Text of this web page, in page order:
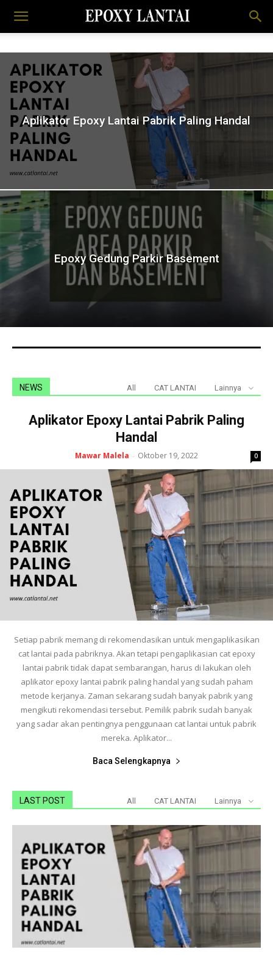
Aplikator Epoxy Lantai Pabrik Paling Handal
Epoxy Gedung Parkir Basement
NEWS All CAT LANTAI Lainnya
Aplikator Epoxy Lantai Pabrik Paling
Handal
Mawar Malela - Oktober 19, 2022 0
Setiap pabrik memang di rekomendasikan untuk mengaplikasikan
cat lantai pada pabriknya. Akan tetapi pengaplikasian cat epoxy
lantai pabrik tidak dapat sembarangan, harus di lakukan oleh
aplikator epoxy lantai pabrik paling handal yang sudah paham
metode kerjanya. Zaman sekarang sudah banyak pabrik yang
mengikuti rekomendasi tersebut. Pemilik pabrik sudah banyak
yang sadar akan pentingnya penggunaan cat lantai untuk pabrik
mereka. Aplikator...
Baca Selengkapnya
LAST POST All CAT LANTAI Lainnya